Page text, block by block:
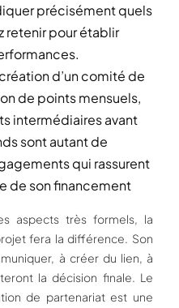
précisément quels
retenir pour établir
d’un comité de
de points mensuels,
intermédiaires avant
sont autant de
qui rassurent
de son financement
aspects très formels, la
fera la différence. Son
à créer du lien, à
la décision finale. Le
de partenariat est une